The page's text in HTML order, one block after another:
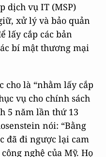
dịch vụ IT (MSP)
xử lý và bảo quản
lấy cắp các bản
bí mật thương mại
cho là “nhằm lấy cắp
vụ cho chính sách
5 năm lần thứ 13
nói: “Bằng
đã đi ngược lại cam
nghệ của Mỹ. Họ